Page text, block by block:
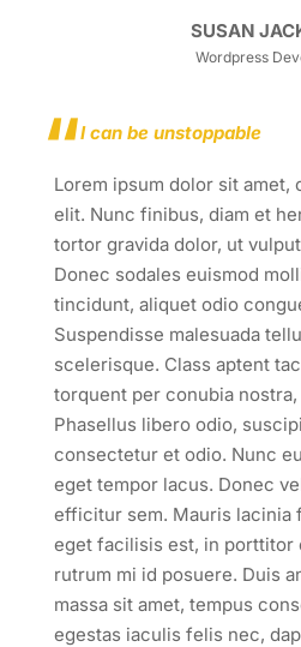
SUSAN
Wordpress
I can be unstoppable
Lorem ipsum dolor sit
elit. Nunc finibus, diam et
tortor gravida dolor, ut
Donec sodales euismod
tincidunt, aliquet odio
Suspendisse malesuada
scelerisque. Class aptent
torquent per conubia
Phasellus libero odio,
consectetur et odio. Nunc
eget tempor lacus. Donec
efficitur sem. Mauris lacinia
eget facilisis est, in porttitor
rutrum mi id posuere. Duis
massa sit amet, tempus
egestas iaculis felis nec,